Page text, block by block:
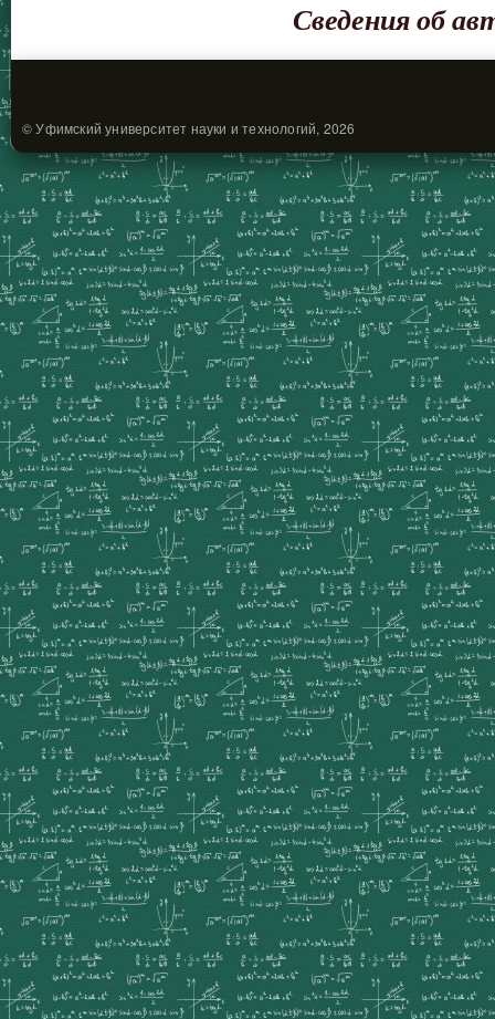
Сведения об
© Уфимский университет науки и технологий, 2026